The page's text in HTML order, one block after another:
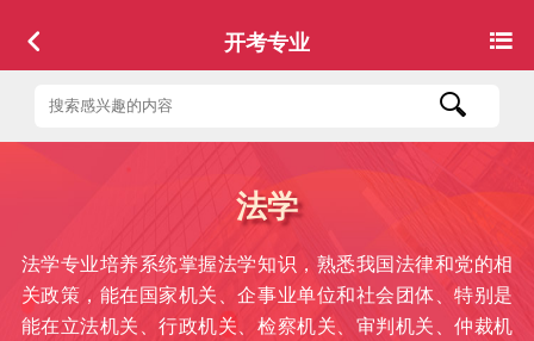
开考专业
法学
法学专业培养系统掌握法学知识，熟悉我国法律和党的相
关政策，能在国家机关、企事业单位和社会团体、特别是
能在立法机关、行政机关、检察机关、审判机关、仲裁机